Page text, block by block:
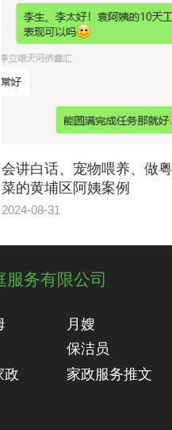
会讲白话、宠物喂养、做粤
菜的黄埔区阿姨案例
2024-08-31
服务有限公司
月嫂
保洁员
政
家政服务推文